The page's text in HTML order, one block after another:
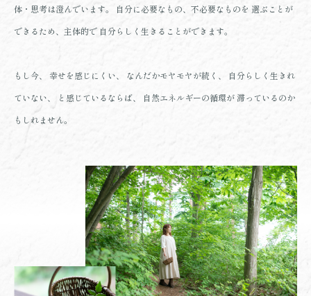
体・思考は澄んでいます。
自分に必要なもの、不必要なものを 選ぶことが
できるため、主体的で 自分らしく生きることができます。
もし今、 幸せを感じにくい、 なんだかモヤモヤが続く、
自分らしく生きれ
ていない、
と感じているならば、 自然エネルギーの循環が 滞っているのか
もしれません。